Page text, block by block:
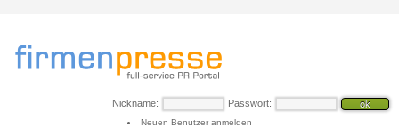
Nickname: Passwort:
Neuen Benutzer anmelden